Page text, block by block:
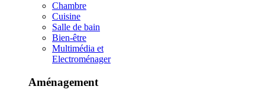
Chambre
Cuisine
Salle de bain
Bien-être
Multimédia et
Electroménager
Aménagement